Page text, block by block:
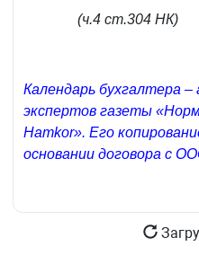
(ч.4 ст.304 НК)
Календарь бухгалтера
экспертов газеты
Hamkor». Его
основании договора с